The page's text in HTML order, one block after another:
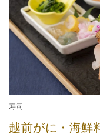
寿司
越前がに・海鮮